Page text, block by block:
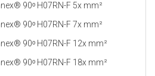
90ᵒ H07RN-F 5x mm²
90ᵒ H07RN-F 7x mm²
90ᵒ H07RN-F 12x mm²
90ᵒ H07RN-F 18x mm²